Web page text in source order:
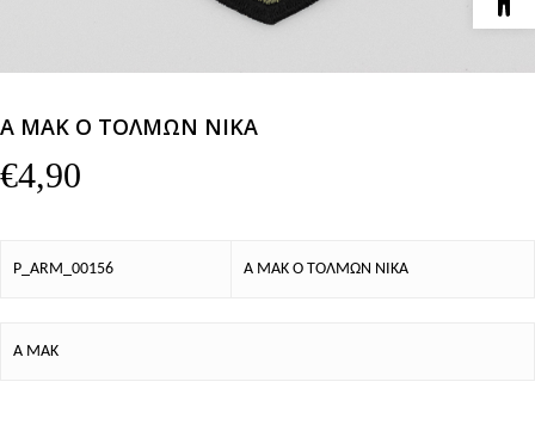
Α ΜΑΚ Ο ΤΟΛΜΩΝ ΝΙΚΑ
€4,90
P_ARM_00156 Α ΜΑΚ Ο ΤΟΛΜΩΝ ΝΙΚΑ
Α ΜΑΚ